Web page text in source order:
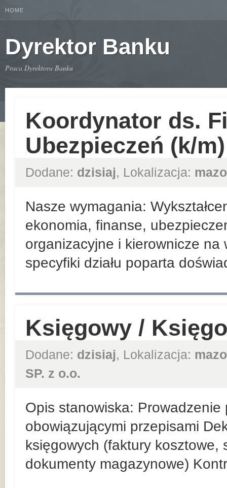
HOME
Dyrektor Banku
Praca Dyrektora Banku
Koordynator ds.
Ubezpieczeń (k/m)
Dodane: dzisiaj, Lokalizacja:
Nasze wymagania:
ekonomia, finanse,
organizacyjne i kierownicze
specyfiki działu poparta
Księgowy /
Dodane: dzisiaj, Lokalizacja:
SP. z o.o.
Opis stanowiska: Prowadzenie
obowiązującymi przepisami
księgowych (faktury
dokumenty magazynowe)